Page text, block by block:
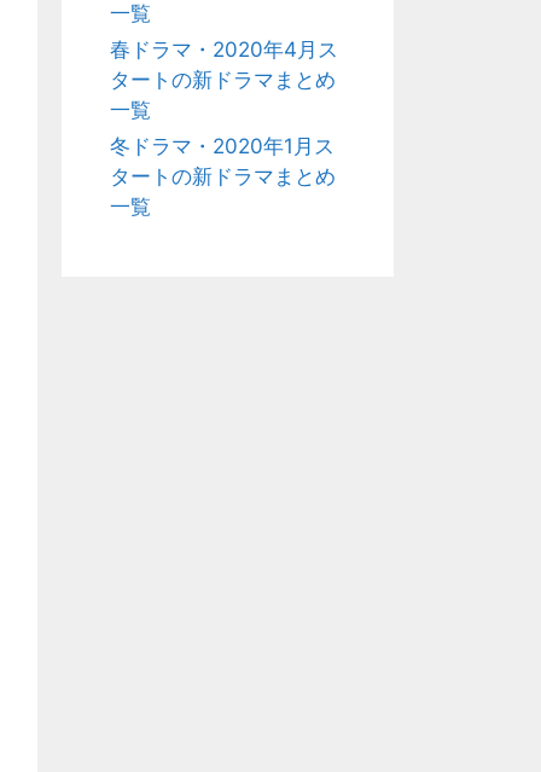
一覧
春ドラマ・2020年4月ス
タートの新ドラマまとめ
一覧
冬ドラマ・2020年1月ス
タートの新ドラマまとめ
一覧